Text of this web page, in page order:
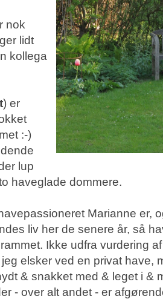
nok
lidt
kollega
) er
:-)
lup
haveglade dommere.
Marianne er,
liv her de senere år, så
Ikke udfra vurdering
elsker ved en privat have,
& snakket med & leget i &
- over alt andet - er